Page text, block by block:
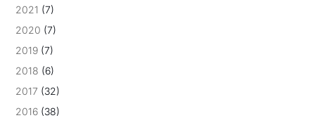
2021 (7)
2020 (7)
2019 (7)
2018 (6)
2017 (32)
2016 (38)